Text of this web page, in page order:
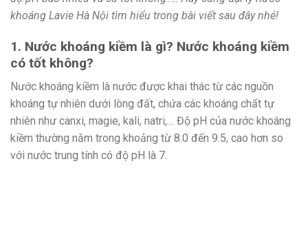
khoáng Lavie Hà Nội tìm hiểu trong bài viết sau đây nhé!
1. Nước khoáng kiềm là gì? Nước khoáng kiềm
có tốt không?
Nước khoáng kiềm là nước được khai thác từ các nguồn
khoáng tự nhiên dưới lòng đất, chứa các khoáng chất tự
nhiên như canxi, magie, kali, natri,… Độ pH của nước khoáng
kiềm thường nằm trong khoảng từ 8.0 đến 9.5, cao hơn so
với nước trung tính có độ pH là 7.